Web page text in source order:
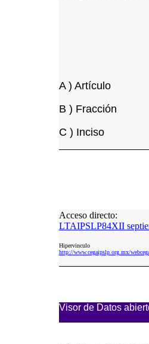
A ) Artículo
B ) Fracción
C ) Inciso
Acceso directo:
LTAIPSLP84XII
Hipervinculo
http://www.cegaipslp.org.mx/
Visor de Datos